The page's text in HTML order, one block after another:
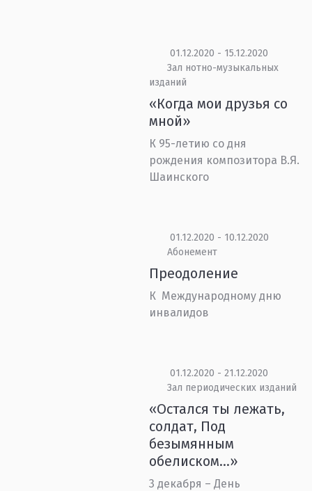
01.12.2020 - 15.12.2020
Зал нотно-музыкальных
изданий
«Когда мои друзья со
мной»
К 95-летию со дня
рождения композитора В.Я.
Шаинского
01.12.2020 - 10.12.2020
Абонемент
Преодоление
К Международному дню
инвалидов
01.12.2020 - 21.12.2020
Зал периодических изданий
«Остался ты лежать,
солдат, Под
безымянным
обелиском…»
3 декабря – День